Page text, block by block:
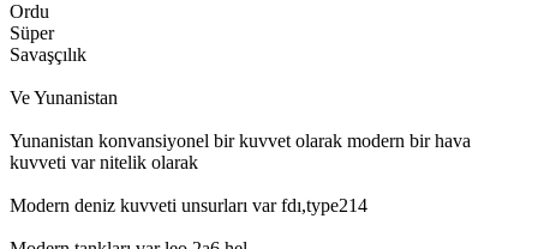
Ordu
Süper
Savaşçılık
Ve Yunanistan
Yunanistan konvansiyonel bir kuvvet olarak modern bir hava
kuvveti var nitelik olarak
Modern deniz kuvveti unsurları var fdı,type214